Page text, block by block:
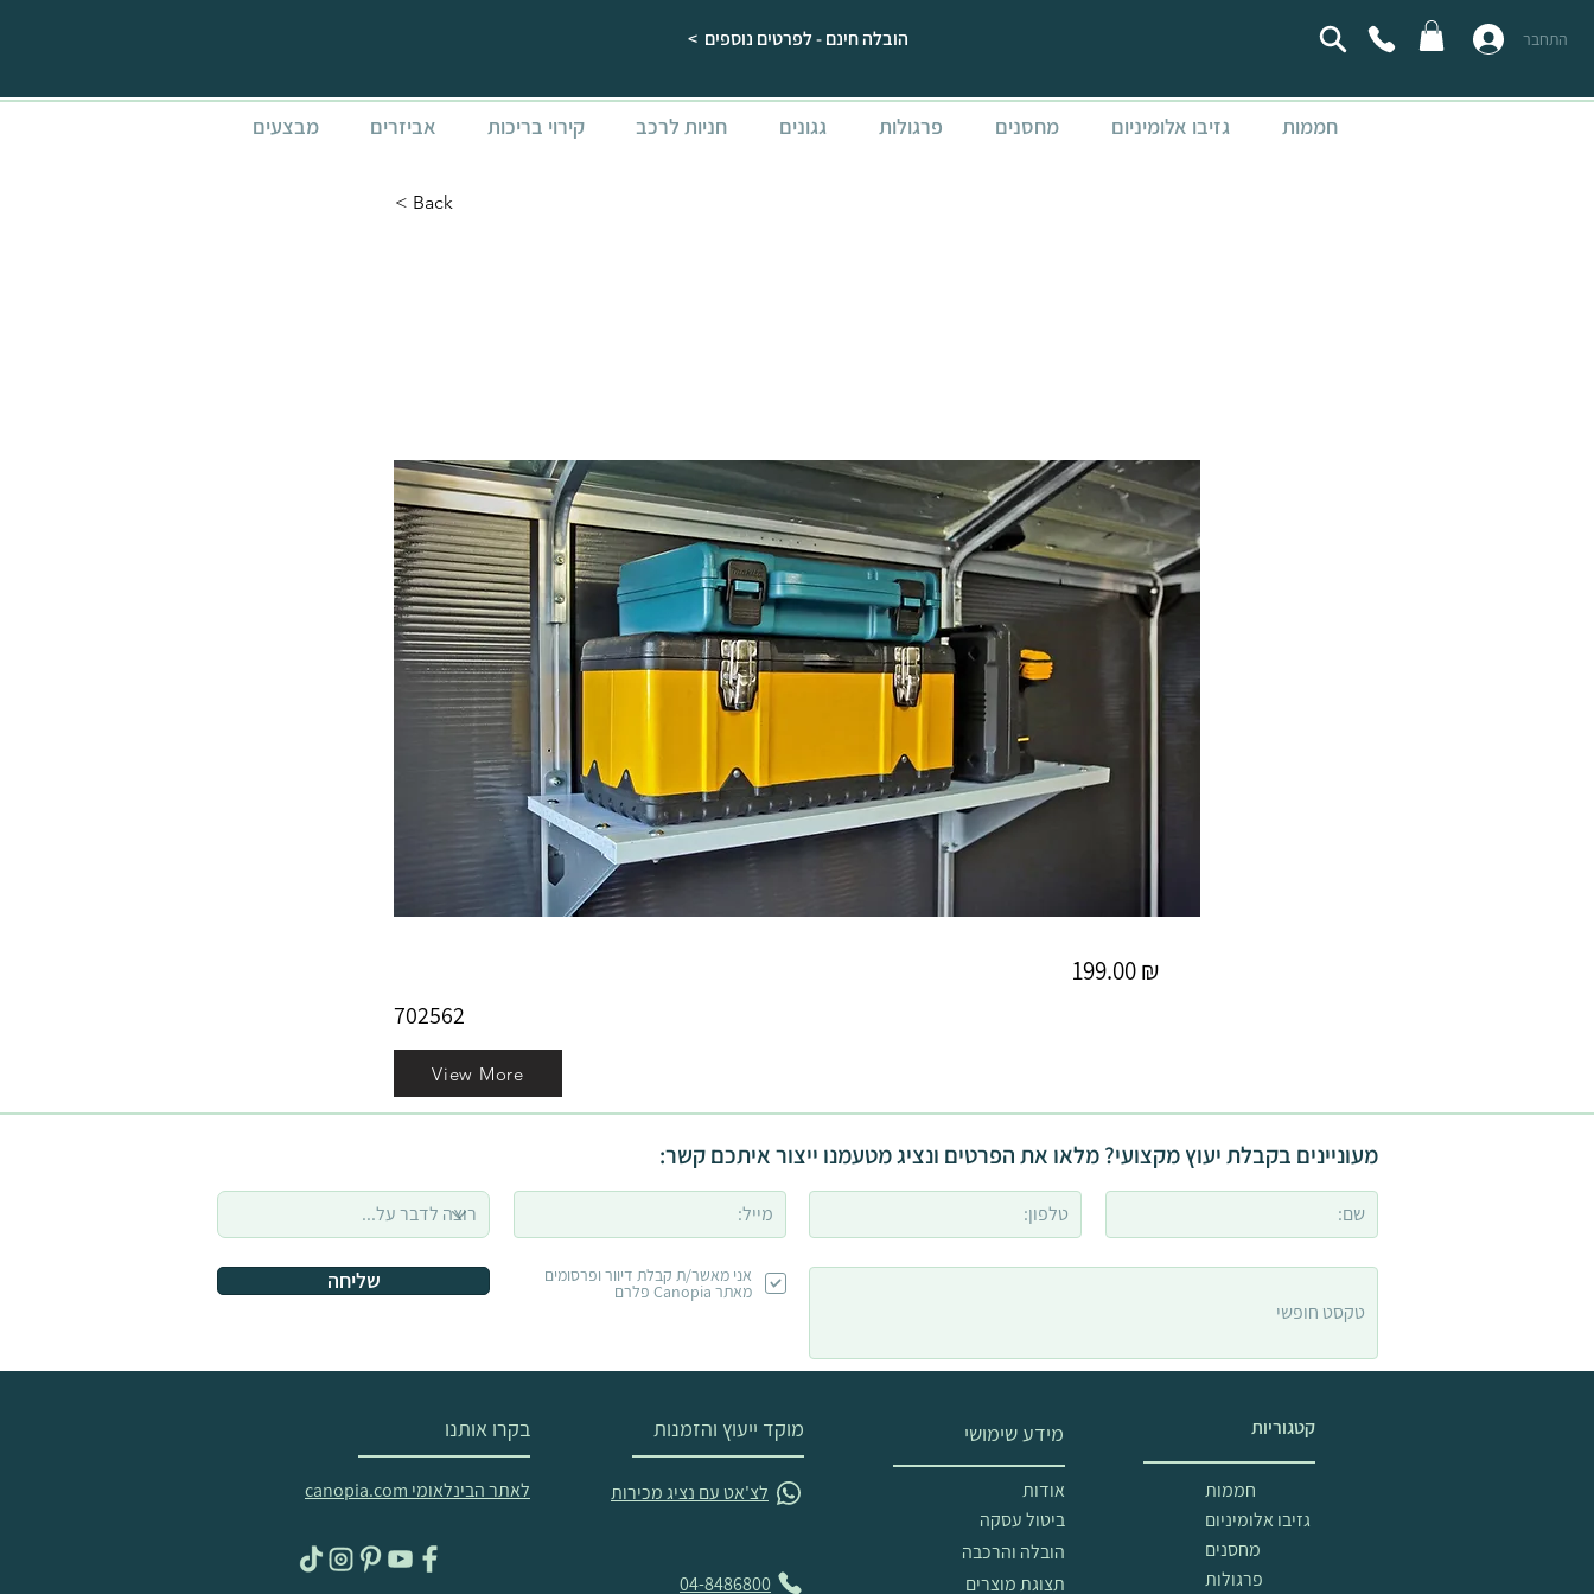
הובלה חינם - לפרטים נוספים > התחבר
חממות גזיבו אלומיניום מחסנים פרגולות גגונים חניות לרכב קירוי בריכות אביזרים מבצעים
< Back
702562
199.00 ₪
View More
מעוניינים בקבלת יעוץ מקצועי? מלאו את הפרטים ונציג מטעמנו ייצור איתכם קשר:
שליחה אני מאשר/ת קבלת דיוור ופרסומים
מאתר Canopia פלרם
בקרו אותנו
לאתר הבינלאומי canopia.com
מוקד ייעוץ והזמנות
לצ'אט עם נציג מכירות
04-8486800
מידע שימושי
אודות
ביטול עסקה
הובלה והרכבה
תצוגת מוצרים
קטגוריות
חממות
גזיבו אלומיניום
מחסנים
פרגולות